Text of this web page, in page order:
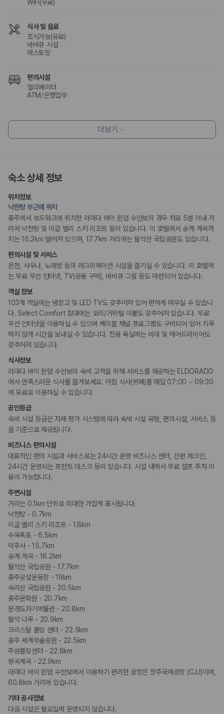
WiFi(무료)
식사 및 음료
조식가능(유료)
바비큐 시설
레스토랑
편의시설
엘리베이터
ATM/은행업무
리셉션 서비스
노래방
키즈
장난감
비즈니스
연회장
장애인 편의시설
수화 가능 직원
휠체어 이용 가능 화장실
휠체어로 이용 가능
휠체어로 이용가능한 주차장
지정 흡연 구역
기타
커플/프라이빗 다이닝
더보기
숙소 상세 정보
위치정보
낙천탕 부근에 위치
충주에서 보드워크에 위치한 라마다 바이 윈덤 수안보의 경우 차로 5분 이내 거
리에 낙천탕 및 이글 밸리 스키 리조트 등이 있습니다. 이 호텔에서 송계 계곡까
지는 16.2km 떨어져 있으며, 17.7km 거리에는 월악산 국립공원도 있습니다.
편의시설 및 서비스
온천, 사우나, 노래방 등의 레크리에이션 시설을 즐기실 수 있습니다. 이 호텔에
는 무료 무선 인터넷, TV(공용 구역), 바비큐 그릴 등도 마련되어 있습니다.
객실 정보
103개 객실에는 냉장고 및 LED TV도 갖추어져 있어 편하게 머무실 수 있습니
다. Select Comfort 침대에는 오리/거위털 이불도 갖추어져 있습니다. 무료
무선 인터넷을 이용하실 수 있으며 케이블 채널 프로그램도 구비되어 있어 지루
하지 않게 시간을 보내실 수 있습니다. 전용 욕실에는 비데 및 헤어드라이어도
갖추어져 있습니다.
식사정보
라마다 바이 윈덤 수안보의 숙박 고객을 위해 서비스를 제공하는 ELDORADO
에서 만족스러운 식사를 즐겨보세요. 아침 식사(뷔페)를 매일 07:00 ~ 09:30
에 유료로 이용하실 수 있습니다.
공인등급
숙박 시설 등급은 자체 평가 시스템에 따라 숙박 시설 유형, 편의시설, 서비스 등
을 기준으로 제공됩니다.
비즈니스 편의시설
대표적인 편의 시설과 서비스로는 24시간 운영 비즈니스 센터, 간편 체크인,
24시간 운영되는 프런트 데스크 등이 있습니다. 시설 내에서 무료 셀프 주차 이
용이 가능합니다.
주변시설
거리는 0.1km 단위로 최대한 가깝게 표시됩니다.
낙천탕 - 0.7km
이글 밸리 스키 리조트 - 1.8km
수옥폭포 - 6.5km
덕주사 - 15.7km
송계 계곡 - 16.2km
월악산 국립공원 - 17.7km
충주공설운동장 - 19km
속리산 국립공원 - 20.5km
충주문화원 - 20.7km
문경도자기박물관 - 20.8km
월악 나루 - 20.9km
크리스탈 볼링 센터 - 22.5km
충주 세계무술공원 - 22.5km
주성볼링센터 - 22.8km
쌍곡계곡 - 22.9km
라마다 바이 윈덤 수안보에서 이용하기 편리한 공항은 청주국제공항 (CJJ)이며,
60.8km 거리에 있습니다.
기타 공사정보
다음 시설은 월요일에 운영되지 않습니다.